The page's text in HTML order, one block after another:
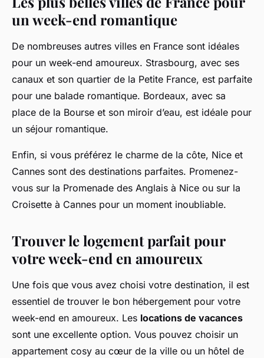
un week-end romantique
De nombreuses autres villes en France sont idéales
pour un week-end amoureux. Strasbourg, avec ses
canaux et son quartier de la Petite France, est parfaite
pour une balade romantique. Bordeaux, avec sa
place de la Bourse et son miroir d’eau, est idéale pour
un séjour romantique.
Enfin, si vous préférez le charme de la côte, Nice et
Cannes sont des destinations parfaites. Promenez-
vous sur la Promenade des Anglais à Nice ou sur la
Croisette à Cannes pour un moment inoubliable.
Trouver le logement parfait pour
votre week-end en amoureux
Une fois que vous avez choisi votre destination, il est
essentiel de trouver le bon hébergement pour votre
week-end en amoureux. Les locations de vacances
sont une excellente option. Vous pouvez choisir un
appartement cosy au cœur de la ville ou un hôtel de